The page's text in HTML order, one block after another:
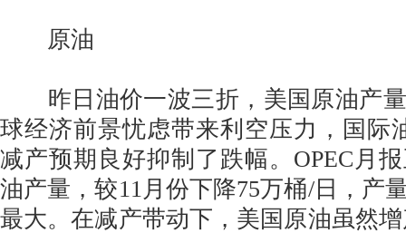
原油
昨日油价一波三折，美国原油产量
球经济前景忧虑带来利空压力，国际
减产预期良好抑制了跌幅。OPEC月
油产量，较11月份下降75万桶/日，产
最大。在减产带动下，美国原油虽然